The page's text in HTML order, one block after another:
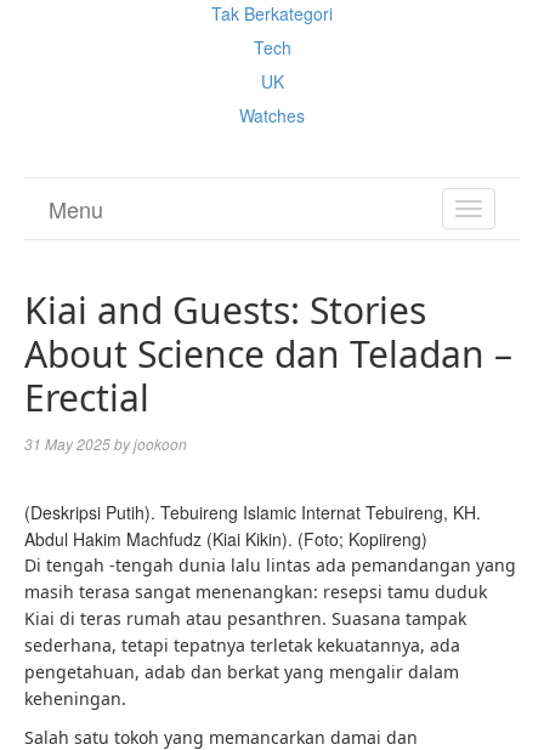
Tak Berkategori
Tech
UK
Watches
TOGGLE
Menu
Kiai and Guests: Stories
About Science dan Teladan –
Erectial
31 May 2025byjookoon
(Deskripsi Putih). Tebuireng Islamic Internat Tebuireng, KH.
Abdul Hakim Machfudz (Kiai Kikin). (Foto; Kopiireng)
Di tengah -tengah dunia lalu lintas ada pemandangan yang
masih terasa sangat menenangkan: resepsi tamu duduk
Kiai di teras rumah atau pesanthren. Suasana tampak
sederhana, tetapi tepatnya terletak kekuatannya, ada
pengetahuan, adab dan berkat yang mengalir dalam
keheningan.
Salah satu tokoh yang memancarkan damai dan